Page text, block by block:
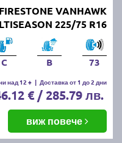
VANHAWK
225/75 R16
C B 73
над 12 + | Доставка от 1 до 2 дни
€ / 285.79 лв.
виж повече